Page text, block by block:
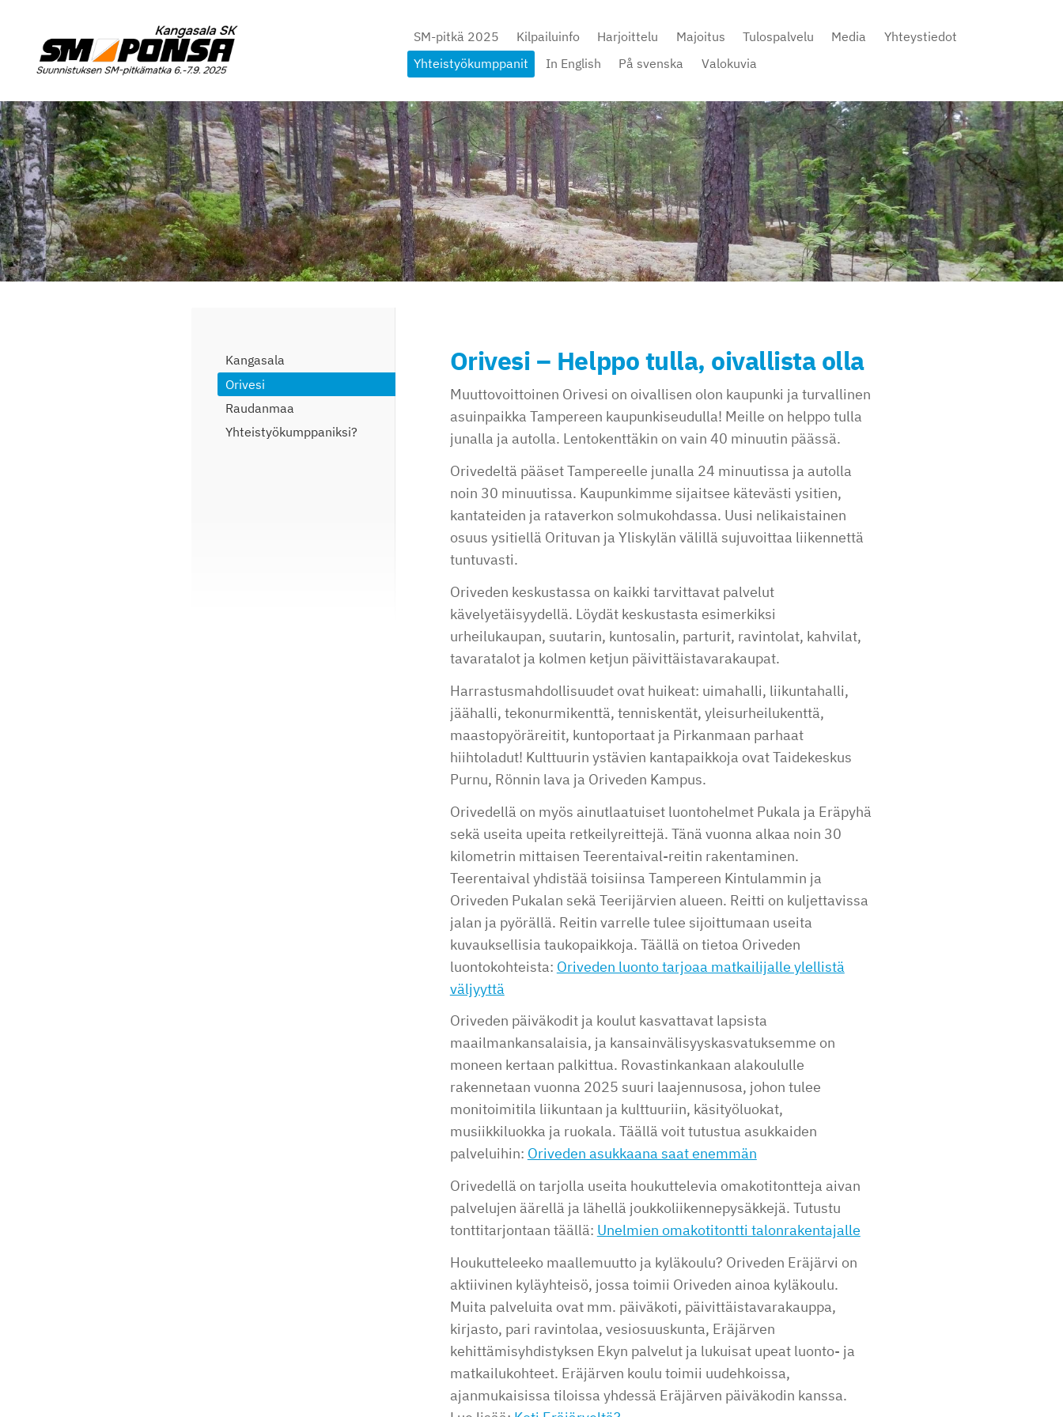
sisältöön
Kangasala SK
SM-pitkä 2025 Kilpailuinfo Harjoittelu Majoitus Tulospalvelu Media
Yhteystiedot
Yhteistyökumppanit
In English På svenska Valokuvia
Kangasala
Orivesi
Raudanmaa
Yhteistyökumppaniksi?
Orivesi – Helppo tulla, oivallista olla
Muuttovoittoinen Orivesi on oivallisen olon kaupunki ja turvallinen
asuinpaikka Tampereen kaupunkiseudulla! Meille on helppo tulla
junalla ja autolla. Lentokenttäkin on vain 40 minuutin päässä.
Orivedeltä pääset Tampereelle junalla 24 minuutissa ja autolla
noin 30 minuutissa. Kaupunkimme sijaitsee kätevästi ysitien,
kantateiden ja rataverkon solmukohdassa. Uusi nelikaistainen
osuus ysitiellä Orituvan ja Yliskylän välillä sujuvoittaa liikennettä
tuntuvasti.
Oriveden keskustassa on kaikki tarvittavat palvelut
kävelyetäisyydellä. Löydät keskustasta esimerkiksi
urheilukaupan, suutarin, kuntosalin, parturit, ravintolat, kahvilat,
tavaratalot ja kolmen ketjun päivittäistavarakaupat.
Harrastusmahdollisuudet ovat huikeat: uimahalli, liikuntahalli,
jäähalli, tekonurmikenttä, tenniskentät, yleisurheilukenttä,
maastopyöräreitit, kuntoportaat ja Pirkanmaan parhaat
hiihtoladut! Kulttuurin ystävien kantapaikkoja ovat Taidekeskus
Purnu, Rönnin lava ja Oriveden Kampus.
Orivedellä on myös ainutlaatuiset luontohelmet Pukala ja Eräpyhä
sekä useita upeita retkeilyreittejä. Tänä vuonna alkaa noin 30
kilometrin mittaisen Teerentaival-reitin rakentaminen.
Teerentaival yhdistää toisiinsa Tampereen Kintulammin ja
Oriveden Pukalan sekä Teerijärvien alueen. Reitti on kuljettavissa
jalan ja pyörällä. Reitin varrelle tulee sijoittumaan useita
kuvauksellisia taukopaikkoja. Täällä on tietoa Oriveden
luontokohteista: Oriveden luonto tarjoaa matkailijalle ylellistä
väljyyttä
Oriveden päiväkodit ja koulut kasvattavat lapsista
maailmankansalaisia, ja kansainvälisyyskasvatuksemme on
moneen kertaan palkittua. Rovastinkankaan alakoululle
rakennetaan vuonna 2025 suuri laajennusosa, johon tulee
monitoimitila liikuntaan ja kulttuuriin, käsityöluokat,
musiikkiluokka ja ruokala. Täällä voit tutustua asukkaiden
palveluihin: Oriveden asukkaana saat enemmän
Orivedellä on tarjolla useita houkuttelevia omakotitontteja aivan
palvelujen äärellä ja lähellä joukkoliikennepysäkkejä. Tutustu
tonttitarjontaan täällä: Unelmien omakotitontti talonrakentajalle
Houkutteleeko maallemuutto ja kyläkoulu? Oriveden Eräjärvi on
aktiivinen kyläyhteisö, jossa toimii Oriveden ainoa kyläkoulu.
Muita palveluita ovat mm. päiväkoti, päivittäistavarakauppa,
kirjasto, pari ravintolaa, vesiosuuskunta, Eräjärven
kehittämisyhdistyksen Ekyn palvelut ja lukuisat upeat luonto- ja
matkailukohteet. Eräjärven koulu toimii uudehkoissa,
ajanmukaisissa tiloissa yhdessä Eräjärven päiväkodin kanssa.